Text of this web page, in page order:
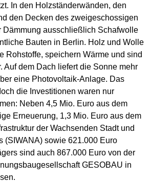
In den Holzständerwänden, den
den Decken des zweigeschossigen
Dämmung ausschließlich Schafwolle
Bauten in Berlin. Holz und Wolle
Rohstoffe, speichern Wärme und sind
Auf dem Dach liefert die Sonne mehr
eine Photovoltaik-Anlage. Das
die Investitionen waren nur
Neben 4,5 Mio. Euro aus dem
Erneuerung, 1,3 Mio. Euro aus dem
der Wachsenden Stadt und
(SIWANA) sowie 621.000 Euro
sind auch 867.000 Euro von der
GESOBAU in